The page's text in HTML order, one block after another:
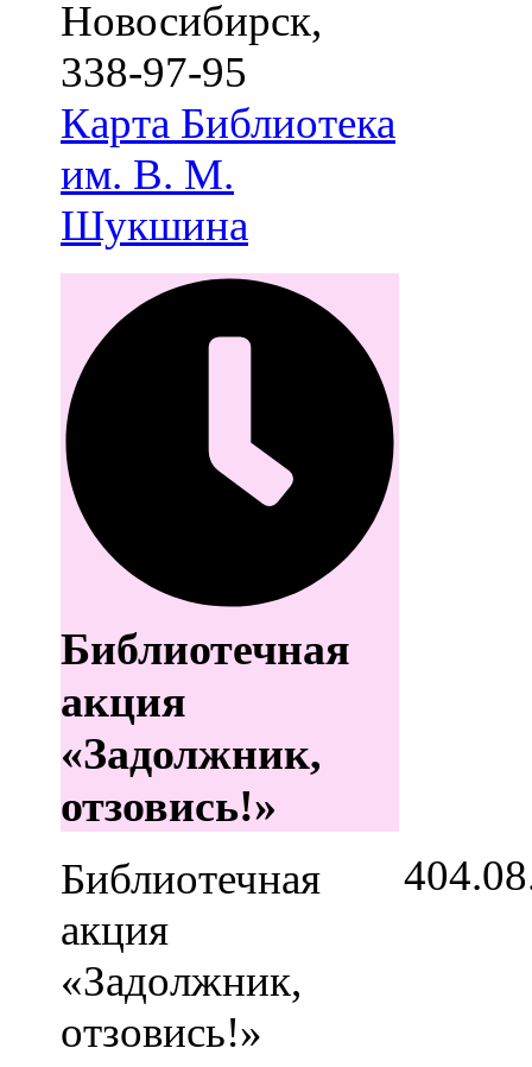
Новосибирск,
338-97-95
Карта Библиотека
им. В. М.
Шукшина
Библиотечная
акция
«Задолжник,
отзовись!»
Библиотечная
акция
«Задолжник,
отзовись!»
4